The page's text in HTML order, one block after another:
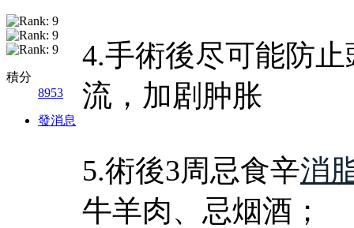
積分
8953
發消息
4.手術後尽可能防
流，加剧肿胀
5.術後3周忌食辛消
牛羊肉、忌烟酒；